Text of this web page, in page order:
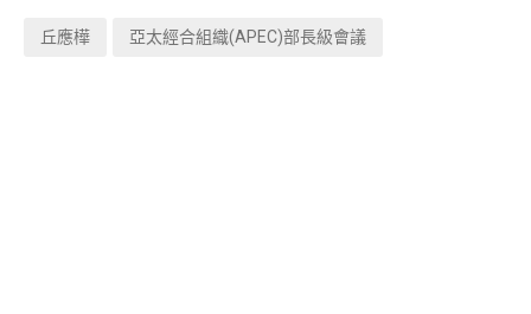
丘應樺 亞太經合組織(APEC)部長級會議